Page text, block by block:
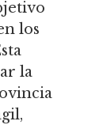
los
la